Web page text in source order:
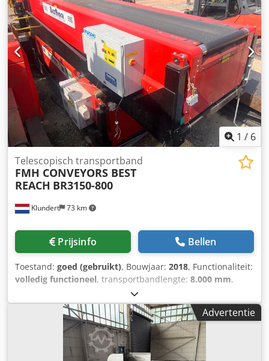
1 / 6
Klundert 73 km
Telescopisch transportband
FMH CONVEYORS BEST
REACH BR3150-800
Prijsinfo Bellen
Toestand: goed (gebruikt), Bouwjaar: 2018, Functionaliteit:
volledig functioneel, transportbandlengte: 8.000 mm,
800 mm
vermogen:4,5 kW (6,12 pk), ingangsfrequentie:50 Hz,
ID43709 MACHINE: Telescopic Boom Conveyor BRAND: FMH
Conveyors Best Reach TYPE: BR3150-800 Dsdpfx Aijwhdd
Nsfekr YEAR: 2018 LENGTH RETRACTED: 8m LENGTH
EXTENDED: 23m
Advertentie